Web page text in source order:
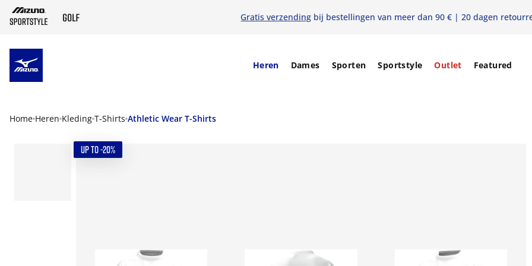
Gratis verzending bij bestellingen van meer dan 90 € | 20 dagen
Heren Dames Sporten Sportstyle Outlet Featured
Home Heren Kleding T-Shirts Athletic Wear T-Shirts
UP TO -20%